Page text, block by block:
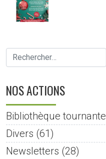
NOS ACTIONS
Bibliothèque tournante
Divers (61)
Newsletters (28)